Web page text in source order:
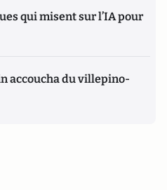
qui misent sur l’IA pour
accoucha du villepino-